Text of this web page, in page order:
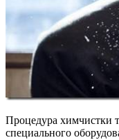
Процедура химчистки
специального